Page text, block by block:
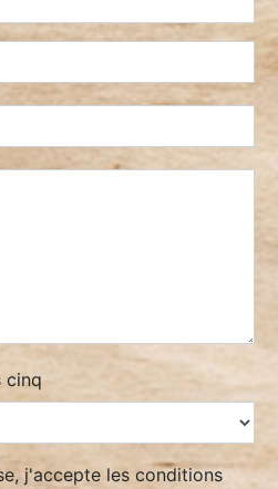
cinq
j'accepte les conditions